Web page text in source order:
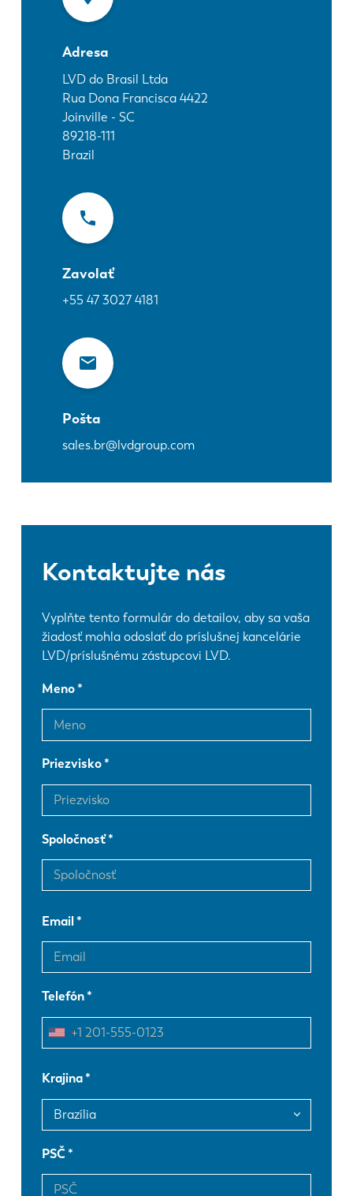
Adresa
LVD do Brasil Ltda
Rua Dona Francisca 4422
Joinville - SC
89218-111
Brazil
Zavolať
+55 47 3027 4181
Pošta
sales.br@lvdgroup.com
Kontaktujte nás
Vyplňte tento formulár do detailov, aby sa vaša
žiadosť mohla odoslať do príslušnej kancelárie
LVD/príslušnému zástupcovi LVD.
Meno
Priezvisko
Spoločnosť
Email
Telefón
Krajina
PSČ
EN
FR
ES
Objavte LVD
Príbehy zákazníkov
Podujatia
Stredisko zdrojov
Priemyselné odvetvia a riešenia
Kontaktujte nás